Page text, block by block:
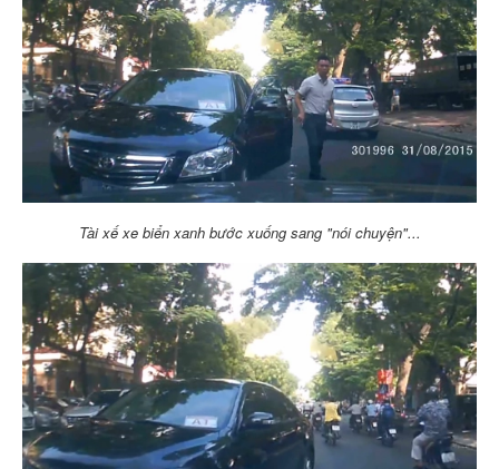
Tài xế xe biển xanh bước xuống sang "nói chuyện"...